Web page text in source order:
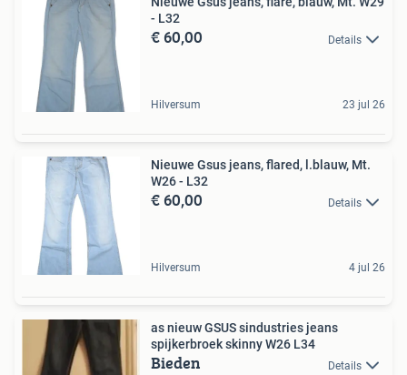
- L32
€ 60,00 Details
Hilversum 23 jul 26
Nieuwe Gsus jeans, flared, l.blauw, Mt.
W26 - L32
€ 60,00 Details
Hilversum 4 jul 26
as nieuw GSUS sindustries jeans
spijkerbroek skinny W26 L34
Bieden Details